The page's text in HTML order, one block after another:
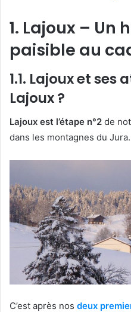
1. Lajoux – Un
paisible au
1.1. Lajoux et ses
Lajoux ?
Lajoux est l’étape n°2 de
dans les montagnes du Jura.
C’est après nos deux